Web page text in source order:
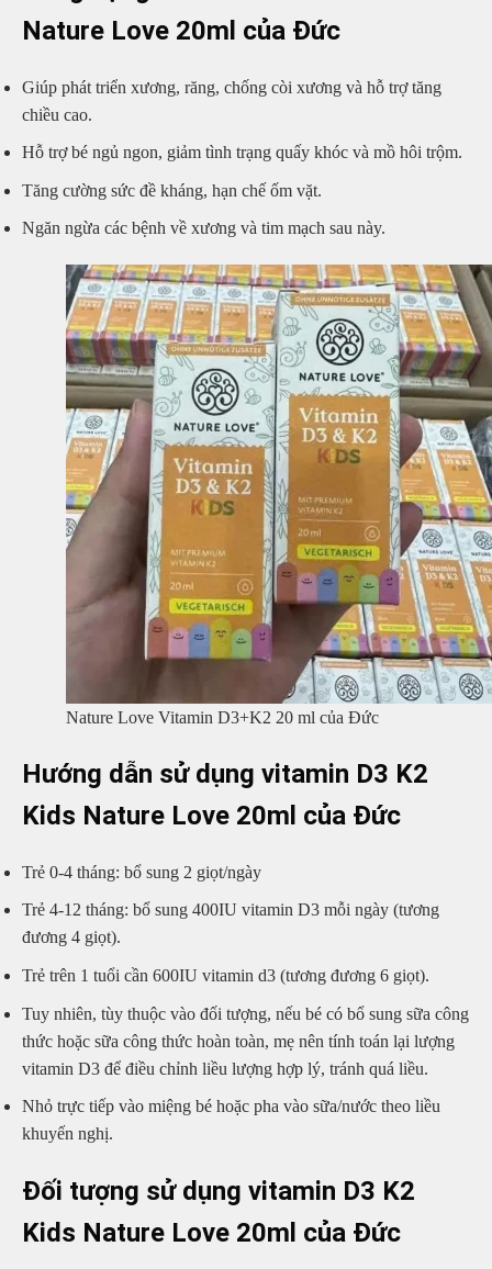
Nature Love 20ml của Đức
Giúp phát triển xương, răng, chống còi xương và hỗ trợ tăng
chiều cao.
Hỗ trợ bé ngủ ngon, giảm tình trạng quấy khóc và mồ hôi trộm.
Tăng cường sức đề kháng, hạn chế ốm vặt.
Ngăn ngừa các bệnh về xương và tim mạch sau này.
Nature Love Vitamin D3+K2 20 ml của Đức
Hướng dẫn sử dụng vitamin D3 K2
Kids Nature Love 20ml của Đức
Trẻ 0-4 tháng: bổ sung 2 giọt/ngày
Trẻ 4-12 tháng: bổ sung 400IU vitamin D3 mỗi ngày (tương
đương 4 giọt).
Trẻ trên 1 tuổi cần 600IU vitamin d3 (tương đương 6 giọt).
Tuy nhiên, tùy thuộc vào đối tượng, nếu bé có bổ sung sữa công
thức hoặc sữa công thức hoàn toàn, mẹ nên tính toán lại lượng
vitamin D3 để điều chỉnh liều lượng hợp lý, tránh quá liều.
Nhỏ trực tiếp vào miệng bé hoặc pha vào sữa/nước theo liều
khuyến nghị.
Đối tượng sử dụng vitamin D3 K2
Kids Nature Love 20ml của Đức